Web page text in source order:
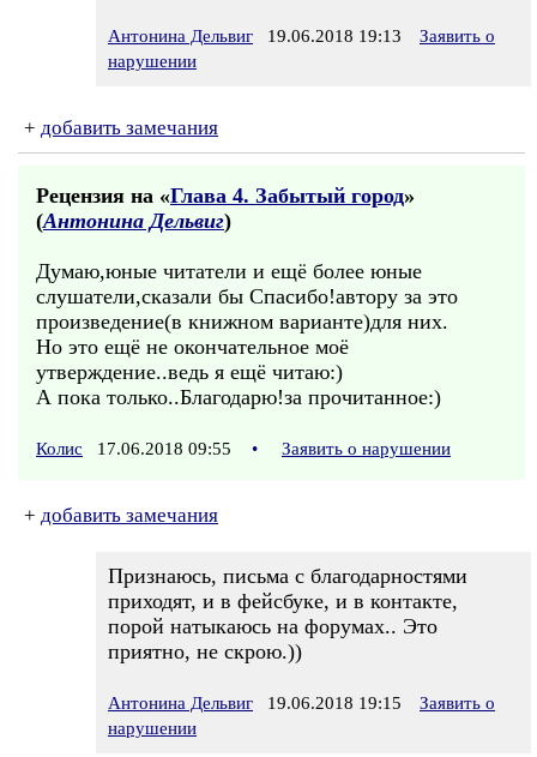
Антонина Дельвиг 19.06.2018 19:13
Заявить о
нарушении
+ добавить замечания
Рецензия на «Глава 4. Забытый город»
(Антонина Дельвиг)
Думаю,юные читатели и ещё более юные
слушатели,сказали бы Спасибо!автору за это
произведение(в книжном варианте)для них.
Но это ещё не окончательное моё
утверждение..ведь я ещё читаю:)
А пока только..Благодарю!за прочитанное:)
Колис 17.06.2018 09:55 • Заявить о нарушении
+ добавить замечания
Признаюсь, письма с благодарностями
приходят, и в фейсбуке, и в контакте,
порой натыкаюсь на форумах.. Это
приятно, не скрою.))
Антонина Дельвиг 19.06.2018 19:15
Заявить о
нарушении